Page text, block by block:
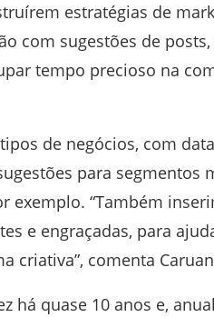
estratégias de
com sugestões de
tempo precioso na
de negócios, com
para segmentos
exemplo. “Também
e engraçadas, para
criativa”, comenta
há quase 10 anos e,